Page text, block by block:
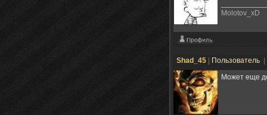
Molotov_xD
Shad_45 Пользователь
Может еще